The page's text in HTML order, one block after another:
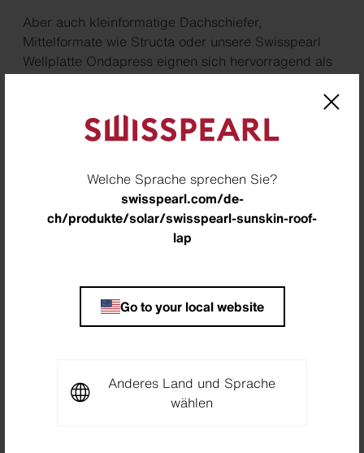
Welche Sprache sprechen Sie?
swisspearl.com/de-
ch/produkte/solar/swisspearl-sunskin-roof-
lap
Go to your local website
Anderes Land und Sprache
wählen
Aber auch kleinformatige Dachschiefer,
Mittelformate wie Structa oder unsere Swisspearl
Wellplatte Ondapress eignen sich hervorragend als
kreative Ergänzungslösungen.
Villa Corseaux, Schweiz
Formate